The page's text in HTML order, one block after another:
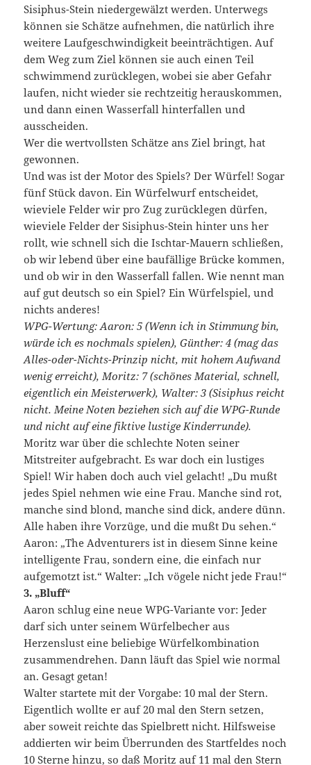
Sisiphus-Stein niedergewälzt werden. Unterwegs
können sie Schätze aufnehmen, die natürlich ihre
weitere Laufgeschwindigkeit beeinträchtigen. Auf
dem Weg zum Ziel können sie auch einen Teil
schwimmend zurücklegen, wobei sie aber Gefahr
laufen, nicht wieder sie rechtzeitig herauskommen,
und dann einen Wasserfall hinterfallen und
ausscheiden.
Wer die wertvollsten Schätze ans Ziel bringt, hat
gewonnen.
Und was ist der Motor des Spiels? Der Würfel! Sogar
fünf Stück davon. Ein Würfelwurf entscheidet,
wieviele Felder wir pro Zug zurücklegen dürfen,
wieviele Felder der Sisiphus-Stein hinter uns her
rollt, wie schnell sich die Ischtar-Mauern schließen,
ob wir lebend über eine baufällige Brücke kommen,
und ob wir in den Wasserfall fallen. Wie nennt man
auf gut deutsch so ein Spiel? Ein Würfelspiel, und
nichts anderes!
WPG-Wertung: Aaron: 5 (Wenn ich in Stimmung bin,
würde ich es nochmals spielen), Günther: 4 (mag das
Alles-oder-Nichts-Prinzip nicht, mit hohem Aufwand
wenig erreicht), Moritz: 7 (schönes Material, schnell,
eigentlich ein Meisterwerk), Walter: 3 (Sisiphus reicht
nicht. Meine Noten beziehen sich auf die WPG-Runde
und nicht auf eine fiktive lustige Kinderrunde).
Moritz war über die schlechte Noten seiner
Mitstreiter aufgebracht. Es war doch ein lustiges
Spiel! Wir haben doch auch viel gelacht! „Du mußt
jedes Spiel nehmen wie eine Frau. Manche sind rot,
manche sind blond, manche sind dick, andere dünn.
Alle haben ihre Vorzüge, und die mußt Du sehen.“
Aaron: „The Adventurers ist in diesem Sinne keine
intelligente Frau, sondern eine, die einfach nur
aufgemotzt ist.“ Walter: „Ich vögele nicht jede Frau!“
3. „Bluff“
Aaron schlug eine neue WPG-Variante vor: Jeder
darf sich unter seinem Würfelbecher aus
Herzenslust eine beliebige Würfelkombination
zusammendrehen. Dann läuft das Spiel wie normal
an. Gesagt getan!
Walter startete mit der Vorgabe: 10 mal der Stern.
Eigentlich wollte er auf 20 mal den Stern setzen,
aber soweit reichte das Spielbrett nicht. Hilfsweise
addierten wir beim Überrunden des Startfeldes noch
10 Sterne hinzu, so daß Moritz auf 11 mal den Stern